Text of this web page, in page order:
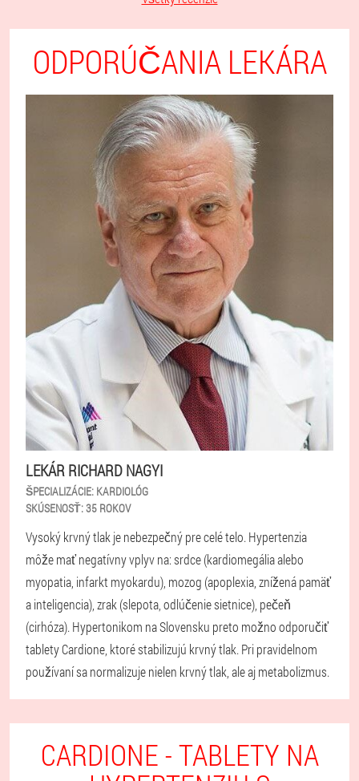
ODPORÚČANIA LEKÁRA
LEKÁR RICHARD NAGYI
ŠPECIALIZÁCIE: KARDIOLÓG
SKÚSENOSŤ:35 ROKOV
Vysoký krvný tlak je nebezpečný pre celé telo. Hypertenzia
môže mať negatívny vplyv na: srdce (kardiomegália alebo
myopatia, infarkt myokardu), mozog (apoplexia, znížená pamäť
a inteligencia), zrak (slepota, odlúčenie sietnice), pečeň
(cirhóza). Hypertonikom na Slovensku preto možno odporučiť
tablety Cardione, ktoré stabilizujú krvný tlak. Pri pravidelnom
používaní sa normalizuje nielen krvný tlak, ale aj metabolizmus.
CARDIONE - TABLETY NA